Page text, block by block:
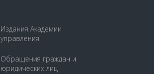
Издания Академии
управления
Обращения граждан и
юридических лиц